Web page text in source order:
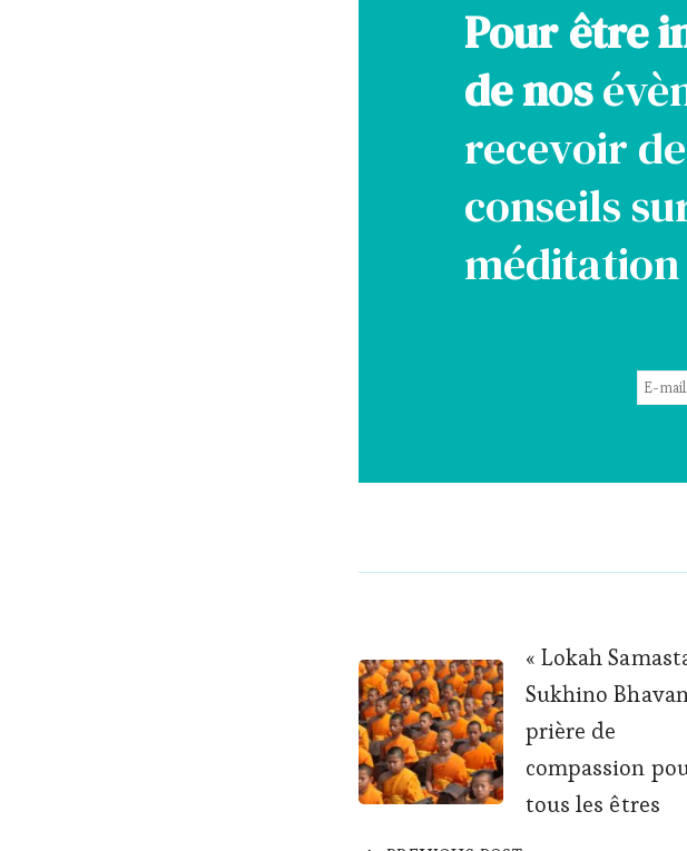
Pour être
de nos
recevoir
conseils
Post
Navigation
« Lokah
Sukhino
prière de
compassion
tous les êtres